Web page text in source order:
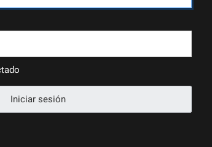
Iniciar sesión